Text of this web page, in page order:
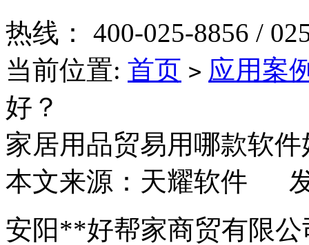
热线： 400-025-8856 /
当前位置: 首页 > 应用案
好？
家居用品贸易用哪款软件
本文来源：天耀软件
安阳**好帮家商贸有限